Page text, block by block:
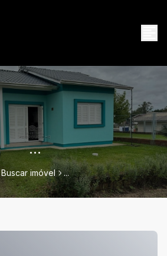
...
Buscar imóvel ...